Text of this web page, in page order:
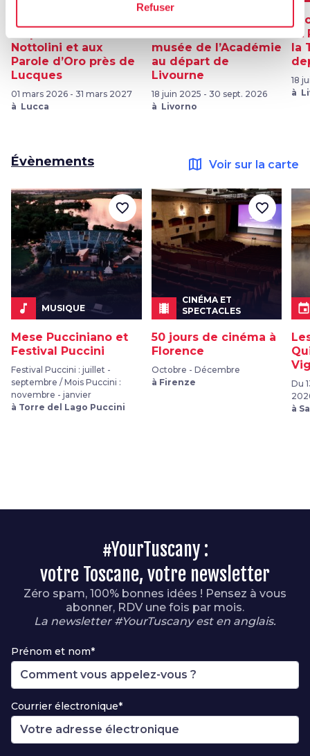
Refuser
Nottolini et aux
Parole d’Oro près de
Lucques
01 mars 2026 - 31 mars 2027
à Lucca
musée de l’Académie
au départ de
Livourne
18 juin 2025 - 30 sept. 2026
à Livorno
la
18
à
Évènements map Voir sur la carte
music_note MUSIQUE
Mese Pucciniano et
Festival Puccini
Festival Puccini : juillet -
septembre / Mois Puccini :
novembre - janvier
à Torre del Lago Puccini
favorite_border
local_movies
CINÉMA ET
SPECTACLES
50 jours de cinéma à
Florence
Octobre - Décembre
à Firenze
favorite_border
Du
à
#YourTuscany :
votre Toscane, votre newsletter
Zéro spam, 100% bonnes idées ! Pensez à vous
abonner, RDV une fois par mois.
La newsletter #YourTuscany est en anglais.
Prénom et nom*
Courrier électronique*